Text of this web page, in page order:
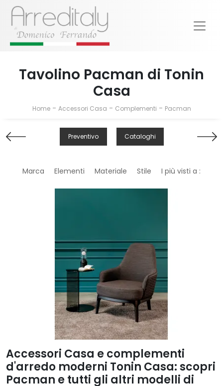
Tavolino Pacman di Tonin
Casa
Home- Accessori Casa - Complementi - Pacman
Preventivo Cataloghi
Marca Elementi Materiale Stile I più visti a :
Accessori Casa e complementi
d'arredo moderni Tonin Casa: scopri
Pacman e tutti gli altri modelli di